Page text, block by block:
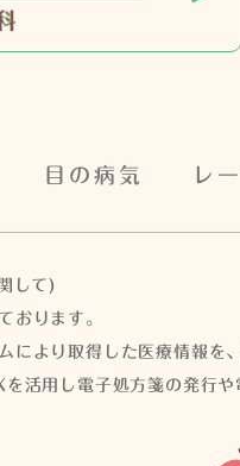
目の病気 レ
して)
おります。
により取得した医療情報を
活用し電子処方箋の発行